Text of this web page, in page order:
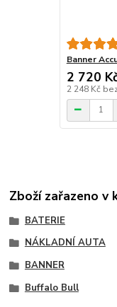
Banner
2 720
2 248 Kč
Zboží zařazeno v
BATERIE
NÁKLADNÍ AUTA
BANNER
Buffalo Bull